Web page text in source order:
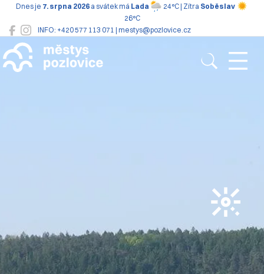
INFO: +420 577 113 071 | mestys@pozlovice.cz
Dnes je 7. srpna 2026 a svátek má Lada 24°C | Zítra Soběslav
26°C
Pozlovice